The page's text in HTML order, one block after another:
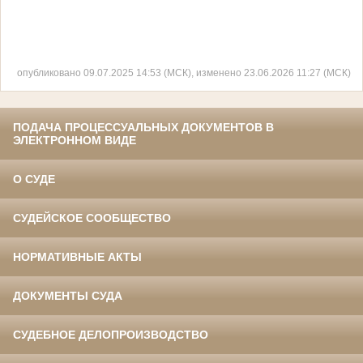
опубликовано 09.07.2025 14:53 (МСК), изменено 23.06.2026 11:27 (МСК)
ПОДАЧА ПРОЦЕССУАЛЬНЫХ ДОКУМЕНТОВ В
ЭЛЕКТРОННОМ ВИДЕ
О СУДЕ
СУДЕЙСКОЕ СООБЩЕСТВО
НОРМАТИВНЫЕ АКТЫ
ДОКУМЕНТЫ СУДА
СУДЕБНОЕ ДЕЛОПРОИЗВОДСТВО